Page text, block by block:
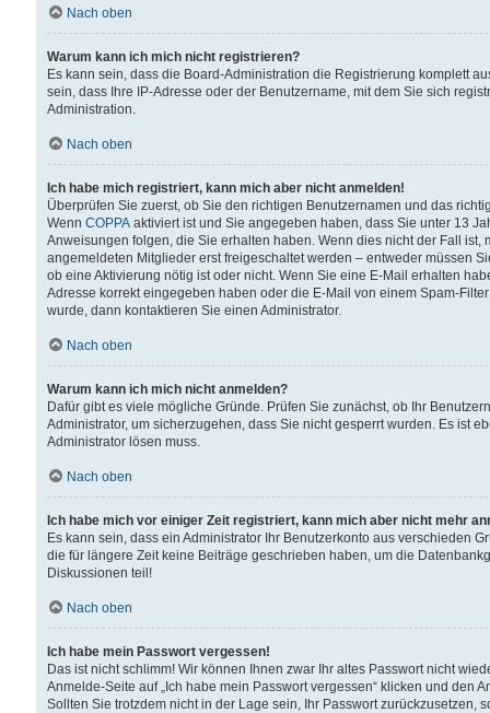
Nach oben
Warum kann ich mich nicht registrieren?
Es kann sein, dass die Board-Administration die Registrierung komplett
sein, dass Ihre IP-Adresse oder der Benutzername, mit dem Sie sich
Administration.
Nach oben
Ich habe mich registriert, kann mich aber nicht anmelden!
Überprüfen Sie zuerst, ob Sie den richtigen Benutzernamen und das
Wenn COPPA aktiviert ist und Sie angegeben haben, dass Sie unter 13
Anweisungen folgen, die Sie erhalten haben. Wenn dies nicht der Fall
angemeldeten Mitglieder erst freigeschaltet werden – entweder müssen
ob eine Aktivierung nötig ist oder nicht. Wenn Sie eine E-Mail erhalten
Adresse korrekt eingegeben haben oder die E-Mail von einem Spam-
wurde, dann kontaktieren Sie einen Administrator.
Nach oben
Warum kann ich mich nicht anmelden?
Dafür gibt es viele mögliche Gründe. Prüfen Sie zunächst, ob Ihr
Administrator, um sicherzugehen, dass Sie nicht gesperrt wurden. Es ist
Administrator lösen muss.
Nach oben
Ich habe mich vor einiger Zeit registriert, kann mich aber nicht mehr
Es kann sein, dass ein Administrator Ihr Benutzerkonto aus verschieden
die für längere Zeit keine Beiträge geschrieben haben, um die
Diskussionen teil!
Nach oben
Ich habe mein Passwort vergessen!
Das ist nicht schlimm! Wir können Ihnen zwar Ihr altes Passwort nicht
Anmelde-Seite auf „Ich habe mein Passwort vergessen“ klicken und
Sollten Sie trotzdem nicht in der Lage sein, Ihr Passwort zurückzusetzen,